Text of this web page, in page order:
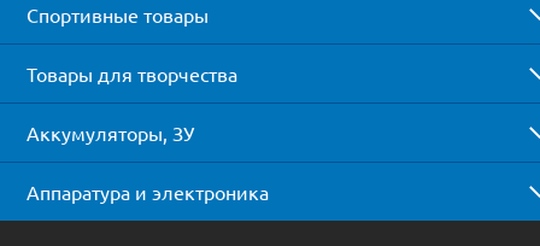
Спортивные товары
Товары для творчества
Аккумуляторы, ЗУ
Аппаратура и электроника